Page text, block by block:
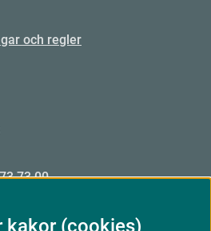
kakor (cookies)
och regler
73 00